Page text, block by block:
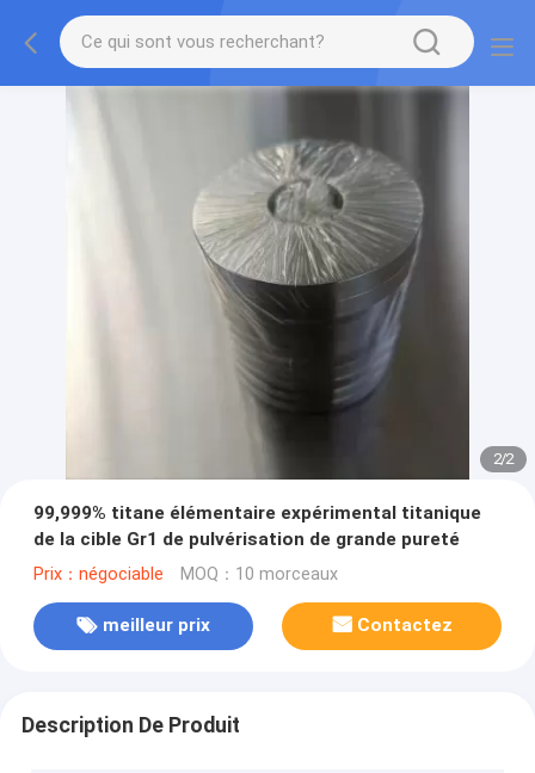
2/2
99,999% titane élémentaire expérimental titanique
de la cible Gr1 de pulvérisation de grande pureté
Prix：négociable MOQ：10 morceaux
meilleur prix Contactez
Description De Produit